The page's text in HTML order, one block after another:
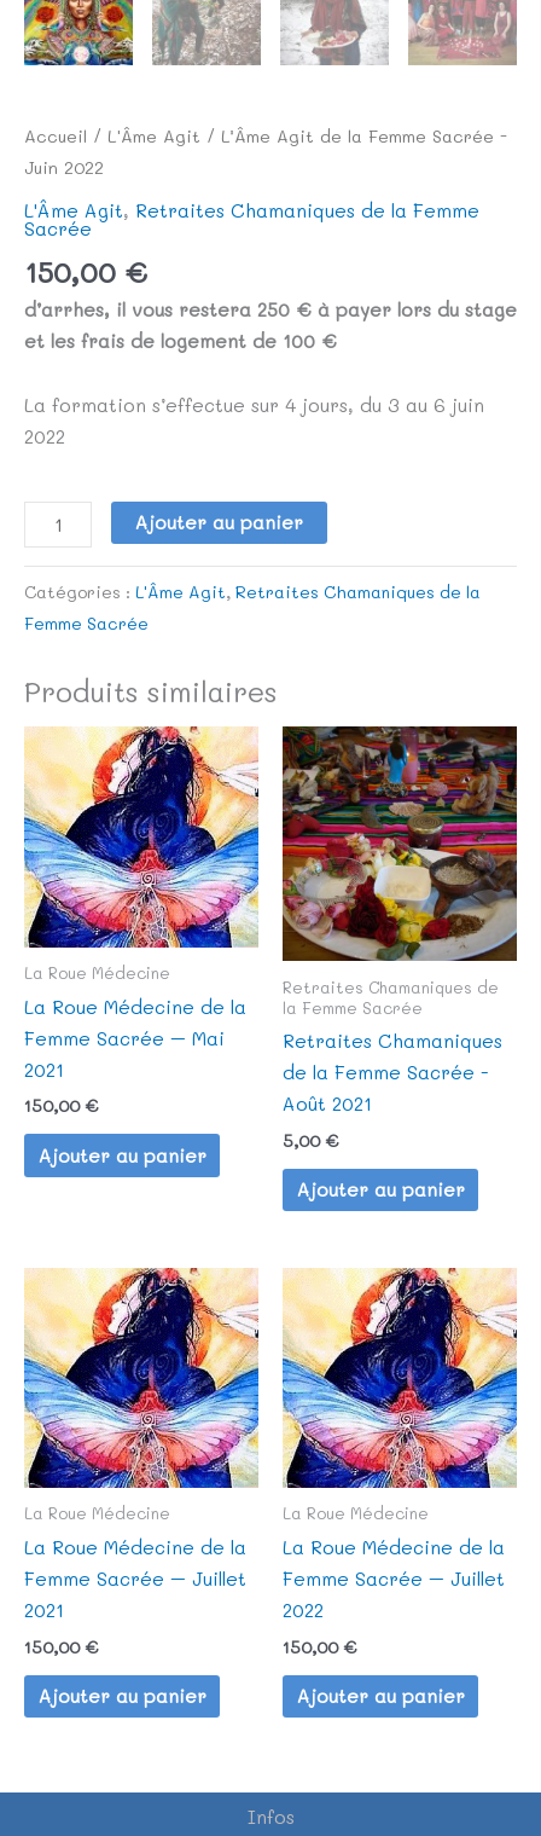
Accueil / L'Âme Agit / L’Âme Agit de la Femme Sacrée -
Juin 2022
L'Âme Agit, Retraites Chamaniques de la Femme
Sacrée
150,00 €
d’arrhes, il vous restera 250 € à payer lors du stage
et les frais de logement de 100 €
La formation s’effectue sur 4 jours, du 3 au 6 juin
2022
Ajouter au panier
Catégories : L'Âme Agit, Retraites Chamaniques de la
Femme Sacrée
Produits similaires
La Roue Médecine
La Roue Médecine de la
Femme Sacrée – Mai
2021
150,00€
Ajouter au panier
Retraites Chamaniques de
la Femme Sacrée
Retraites Chamaniques
de la Femme Sacrée -
Août 2021
5,00€
Ajouter au panier
La Roue Médecine
La Roue Médecine de la
Femme Sacrée – Juillet
2021
150,00€
Ajouter au panier
La Roue Médecine
La Roue Médecine de la
Femme Sacrée – Juillet
2022
150,00€
Ajouter au panier
Infos